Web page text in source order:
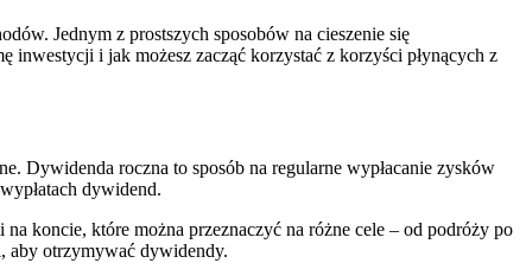
Jednym z prostszych sposobów na‍ cieszenie⁣ się
inwestycji‍ i jak możesz zacząć korzystać ⁢z korzyści⁣ płynących z​
Dywidenda roczna to⁣ sposób ‍na regularne wypłacanie zysków⁣
dywidend.
koncie, które można przeznaczyć na ‌różne cele – od‌ podróży po
aby otrzymywać dywidendy.